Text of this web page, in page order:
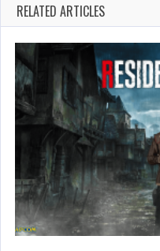
RELATED ARTICLES